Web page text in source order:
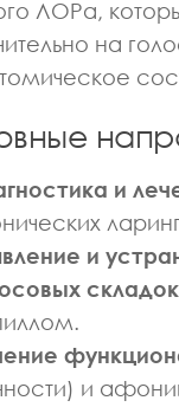
ЛОРа,
на
и
и
складок
и